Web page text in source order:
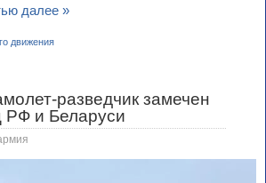
далее »
движения
разведчик замечен
РФ и Беларуси